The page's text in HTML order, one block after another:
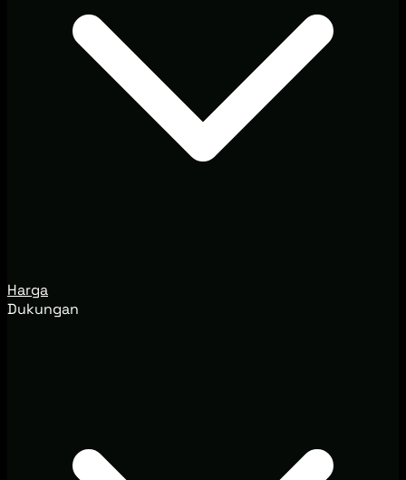
Harga
Dukungan